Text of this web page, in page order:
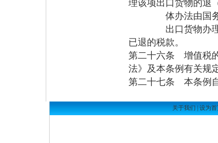
理该项出口货物的退
体办法由国务院
出口货物办理退
已退的税款。
第二十六条 增值税
法》及本条例有关规
第二十七条 本条例
关于我们 设为